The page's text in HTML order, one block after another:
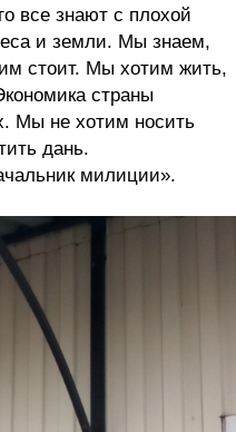
все знают с плохой
и земли. Мы знаем,
стоит. Мы хотим жить,
страны
Мы не хотим носить
дань.
милиции».